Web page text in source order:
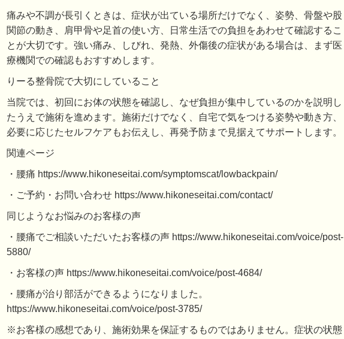
痛みや不調が長引くときは、症状が出ている場所だけでなく、姿勢、骨盤や股
関節の動き、肩甲骨や足首の使い方、日常生活での負担をあわせて確認するこ
とが大切です。強い痛み、しびれ、発熱、外傷後の症状がある場合は、まず医
療機関での確認もおすすめします。
りーる整骨院で大切にしていること
当院では、初回にお体の状態を確認し、なぜ負担が集中しているのかを説明し
たうえで施術を進めます。施術だけでなく、自宅で気をつける姿勢や動き方、
必要に応じたセルフケアもお伝えし、再発予防まで見据えてサポートします。
関連ページ
・腰痛 https://www.hikoneseitai.com/symptomscat/lowbackpain/
・ご予約・お問い合わせ https://www.hikoneseitai.com/contact/
同じようなお悩みのお客様の声
・腰痛でご相談いただいたお客様の声 https://www.hikoneseitai.com/voice/post-
5880/
・お客様の声 https://www.hikoneseitai.com/voice/post-4684/
・腰痛が治り部活ができるようになりました。
https://www.hikoneseitai.com/voice/post-3785/
※お客様の感想であり、施術効果を保証するものではありません。症状の状態